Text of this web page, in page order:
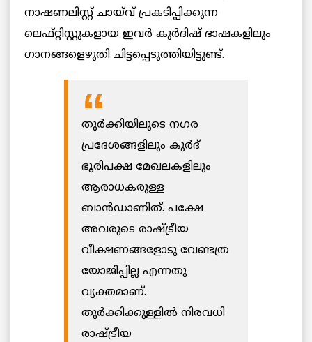
നാഷണലിസ്റ്റ് ചായ്‌വ് പ്രകടിപ്പിക്കുന്ന
ലെഫ്റ്റിസ്റ്റുകളായ ഇവർ കുർദിഷ് ഭാഷകളിലും
ഗാനങ്ങളെഴുതി ചിട്ടപ്പെടുത്തിയിട്ടുണ്ട്.
തുർക്കിയിലുടെ നഗര
പ്രദേശങ്ങളിലും കുർദ്
ഭൂരിപക്ഷ മേഖലകളിലും
ആരാധകരുള്ള
ബാൻഡാണിത്. പക്ഷേ
അവരുടെ രാഷ്ട്രീയ
വീക്ഷണങ്ങളോടു വേണ്ടത്ര
യോജിപ്പില്ല എന്നതു
വ്യക്തമാണ്.
തുർക്കിക്കുള്ളിൽ നിരവധി
രാഷ്ട്രീയ